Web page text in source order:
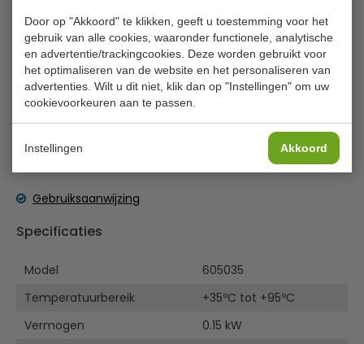
Door op "Akkoord" te klikken, geeft u toestemming voor het
gebruik van alle cookies, waaronder functionele, analytische
en advertentie/trackingcookies. Deze worden gebruikt voor
het optimaliseren van de website en het personaliseren van
advertenties. Wilt u dit niet, klik dan op "Instellingen" om uw
cookievoorkeuren aan te passen.
Instellingen Akkoord
serveertemperatuur te bewaren. Dankzij de eenvoudige
temperatuurbediening houdt hij eten lange tijd warm en
door de sterke RVS constructie is de hotspot eenvoudig
schoon te maken.
RVS
1 inzetpot á 3,5 liter
Gebruiksvriendelijke temperatuurbediening met
Lees meer
Gebruiksaanwijzing
Specificaties
Model
605035
Temperatuurbereik
+35ºC tot +95ºC
Vermogen
0.15 kW